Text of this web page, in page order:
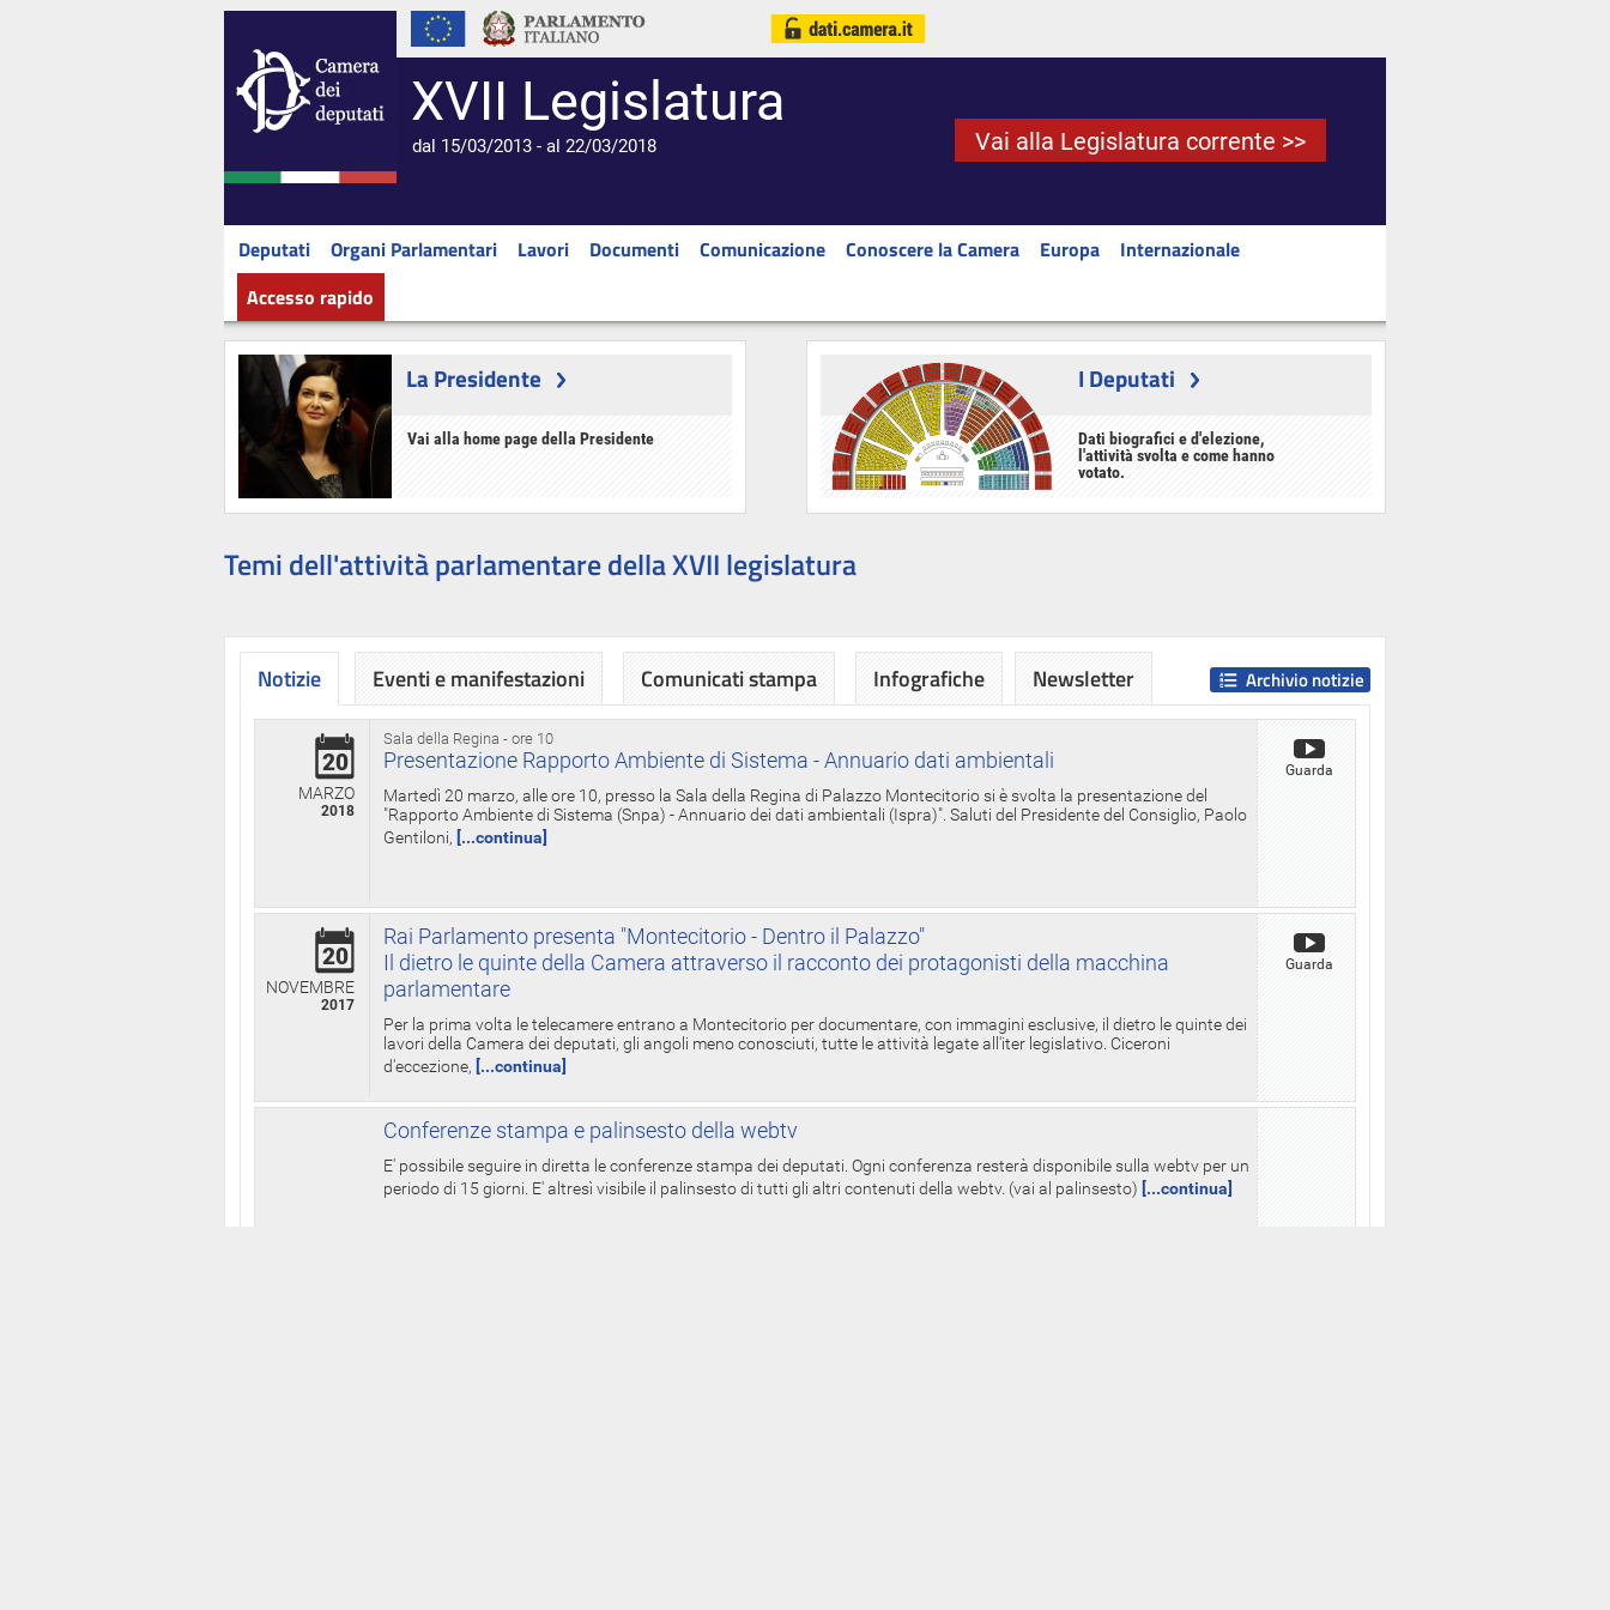
XVII Legislatura
dal 15/03/2013 - al 22/03/2018 Vai alla Legislatura corrente >>
Deputati Organi Parlamentari Lavori Documenti Comunicazione Conoscere la Camera Europa
Internazionale
Accesso rapido
La Presidente
Vai alla home page della Presidente
I Deputati
Dati biografici e d'elezione,
l'attività svolta e come hanno
votato.
Temi dell'attività parlamentare della XVII legislatura
Notizie
Sala della Regina - ore 10
20
MARZO
2018
Presentazione Rapporto Ambiente di Sistema - Annuario dati ambientali
Martedì 20 marzo, alle ore 10, presso la Sala della Regina di Palazzo Montecitorio si è svolta la presentazione del
"Rapporto Ambiente di Sistema (Snpa) - Annuario dei dati ambientali (Ispra)". Saluti del Presidente del Consiglio, Paolo
Gentiloni, [...continua]
Guarda
20
NOVEMBRE
2017
Rai Parlamento presenta "Montecitorio - Dentro il Palazzo"
Il dietro le quinte della Camera attraverso il racconto dei protagonisti della macchina
parlamentare
Per la prima volta le telecamere entrano a Montecitorio per documentare, con immagini esclusive, il dietro le quinte dei
lavori della Camera dei deputati, gli angoli meno conosciuti, tutte le attività legate all'iter legislativo. Ciceroni
d'eccezione, [...continua]
Guarda
Conferenze stampa e palinsesto della webtv
E' possibile seguire in diretta le conferenze stampa dei deputati. Ogni conferenza resterà disponibile sulla webtv per un
periodo di 15 giorni. E' altresì visibile il palinsesto di tutti gli altri contenuti della webtv. (vai al palinsesto) [...continua]
Archivio notizie
Eventi e manifestazioni Comunicati stampa Infografiche Newsletter